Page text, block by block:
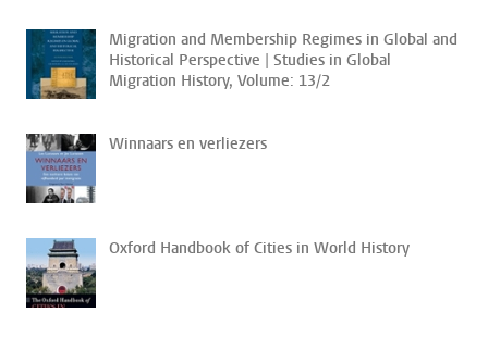
Migration and Membership Regimes in Global and
Historical Perspective | Studies in Global
Migration History, Volume: 13/2
Winnaars en verliezers
Oxford Handbook of Cities in World History